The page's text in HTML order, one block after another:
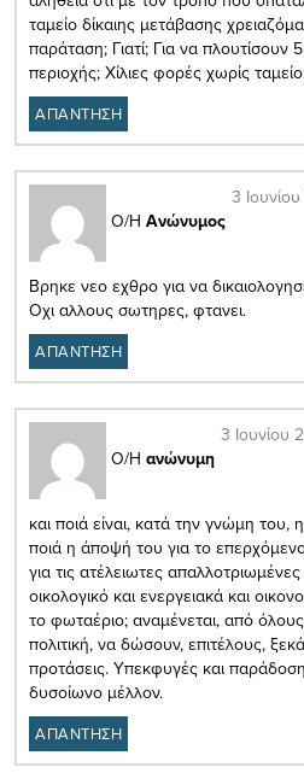
ταμείο δίκαιης μετάβασης
παράταση; Γιατί; Για να πλουτίσουν
περιοχής; Χίλιες φορές χωρίς
ΑΠΑΝΤΗΣΗ
Ο/Η Ανώνυμος
3
Βρηκε νεο εχθρο για να
Οχι αλλους σωτηρες, φτανει.
ΑΠΑΝΤΗΣΗ
Ο/Η ανώνυμη
3 Ιουνίου
και ποιά είναι, κατά την γνώμη του,
ποιά η άποψή του για τo
για τις ατέλειωτες
οικολογικό και ενεργειακά και
το φωταέριο; αναμένεται, από
πολιτική, να δώσουν, επιτέλους,
προτάσεις. Υπεκφυγές και
δυσοίωνο μέλλον.
ΑΠΑΝΤΗΣΗ